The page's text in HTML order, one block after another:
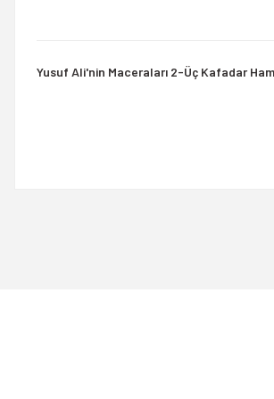
Yusuf Ali'nin Maceraları 2-Üç Kafadar